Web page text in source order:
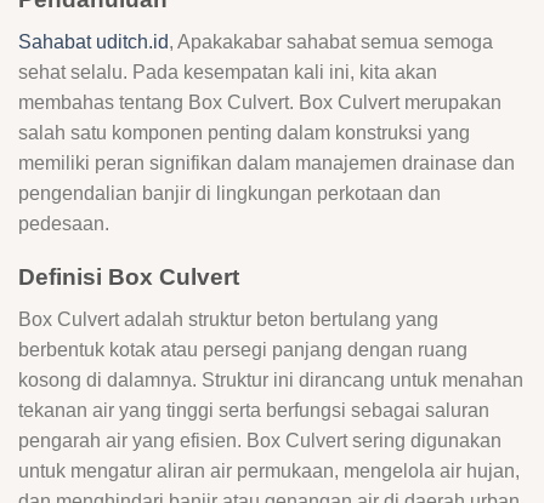
Sahabat uditch.id, Apakakabar sahabat semua semoga
sehat selalu. Pada kesempatan kali ini, kita akan
membahas tentang Box Culvert. Box Culvert merupakan
salah satu komponen penting dalam konstruksi yang
memiliki peran signifikan dalam manajemen drainase dan
pengendalian banjir di lingkungan perkotaan dan
pedesaan.
Definisi Box Culvert
Box Culvert adalah struktur beton bertulang yang
berbentuk kotak atau persegi panjang dengan ruang
kosong di dalamnya. Struktur ini dirancang untuk menahan
tekanan air yang tinggi serta berfungsi sebagai saluran
pengarah air yang efisien. Box Culvert sering digunakan
untuk mengatur aliran air permukaan, mengelola air hujan,